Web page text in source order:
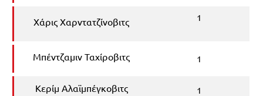
Χάρις Χαρντατζίνοβιτς 1
Μπέντζαμιν Ταχίροβιτς 1
Κερίμ Αλαϊμπέγκοβιτς 1